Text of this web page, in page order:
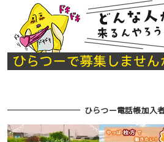
ひらつー電話帳加入